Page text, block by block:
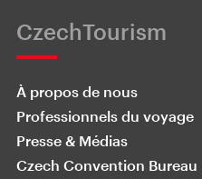
CzechTourism
À propos de nous
Professionnels du voyage
Presse & Médias
Czech Convention Bureau